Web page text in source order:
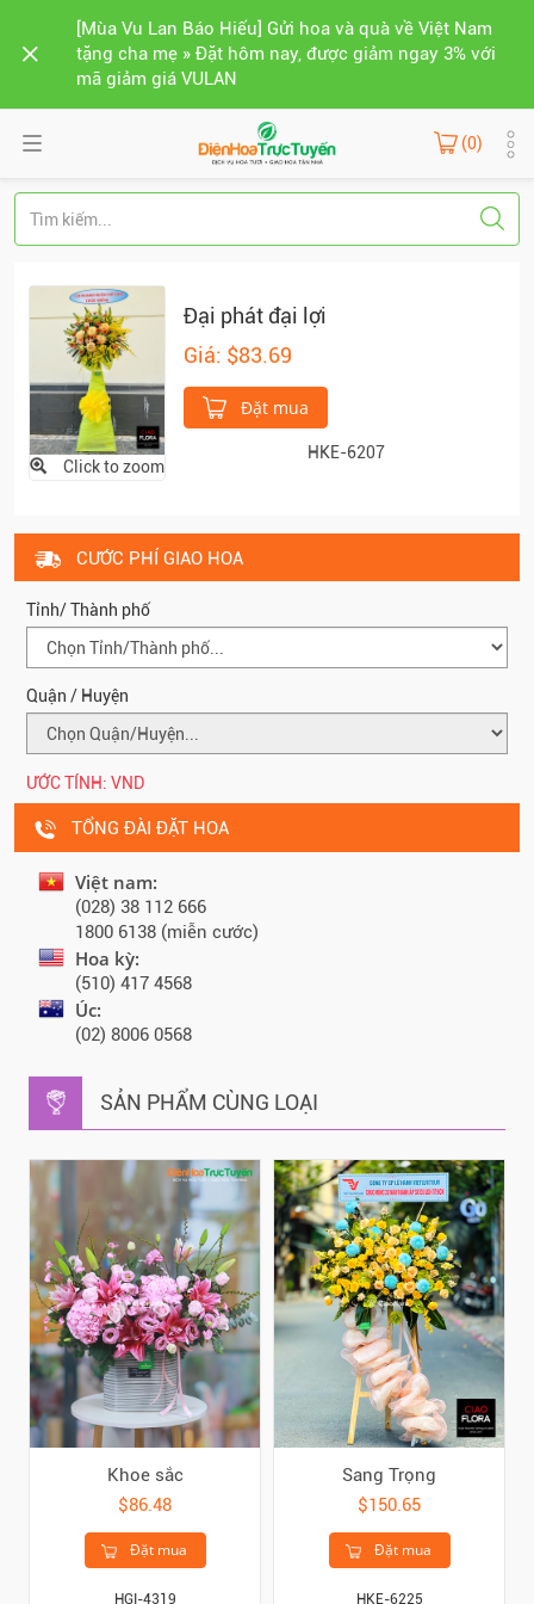
[Mùa Vu Lan Báo Hiếu] Gửi hoa và quà về Việt Nam
tặng cha mẹ » Đặt hôm nay, được giảm ngay 3% với
mã giảm giá VULAN
(0)
Click to zoom
Đại phát đại lợi
Giá: $83.69
Đặt mua
HKE-6207
CƯỚC PHÍ GIAO HOA
Tỉnh/ Thành phố
Quận / Huyện
ƯỚC TÍNH: VND
TỔNG ĐÀI ĐẶT HOA
Việt nam:
(028) 38 112 666
1800 6138 (miễn cước)
Hoa kỳ:
(510) 417 4568
Úc:
(02) 8006 0568
SẢN PHẨM CÙNG LOẠI
Khoe sắc
$86.48
Đặt mua
HGI-4319
Sang Trọng
$150.65
Đặt mua
HKE-6225